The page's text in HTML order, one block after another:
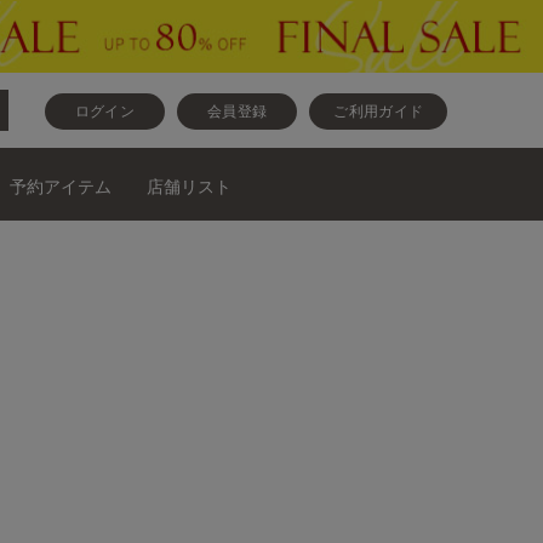
ログイン 会員登録 ご利用ガイド
予約アイテム 店舗リスト